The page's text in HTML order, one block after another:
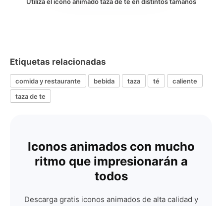
Etiquetas relacionadas
comida y restaurante bebida taza té
caliente
taza de te
Iconos animados con mucho
ritmo que impresionarán a
todos
Descarga gratis iconos animados de alta calidad y